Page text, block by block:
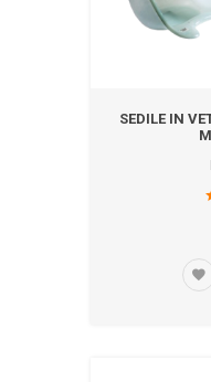
SEDILE IN